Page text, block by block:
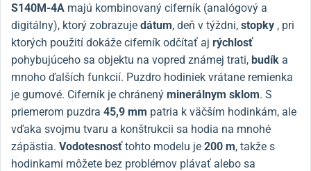
S140M-4A majú kombinovaný ciferník (analógový a
digitálny), ktorý zobrazuje dátum, deň v týždni, stopky , pri
ktorých použití dokáže ciferník odčítať aj rýchlosť
pohybujúceho sa objektu na vopred známej trati, budík a
mnoho ďalších funkcií. Puzdro hodiniek vrátane remienka
je gumové. Ciferník je chránený minerálnym sklom. S
priemerom puzdra 45,9 mm patria k väčším hodinkám, ale
vďaka svojmu tvaru a konštrukcii sa hodia na mnohé
zápästia. Vodotesnosťtohto modelu je 200 m, takže s
hodinkami môžete bez problémov plávať alebo sa